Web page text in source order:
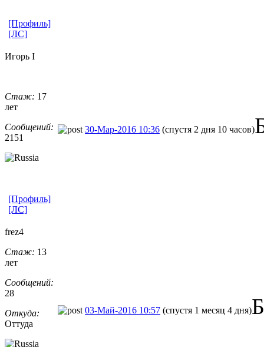
[Профиль]
[ЛС]
Игорь I
Стаж: 17
лет
Сообщений:
2151
30-Мар-2016 10:36 (спустя 2 дня 10 часов)
[Профиль]
[ЛС]
frez4
Стаж: 13
лет
Сообщений:
28
Откуда:
Оттуда
03-Май-2016 10:57 (спустя 1 месяц 4 дня)